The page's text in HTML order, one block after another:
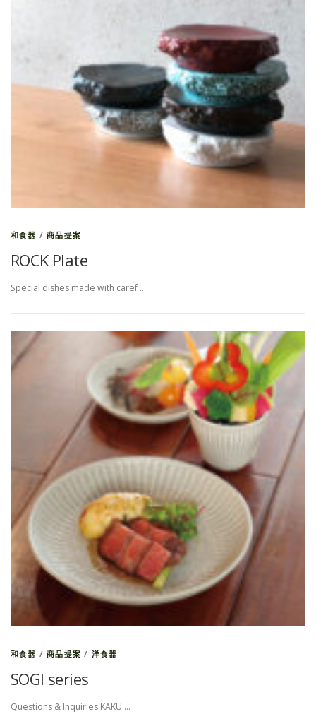
和食器 /商品提案
ROCK Plate
Special dishes made with caref …
和食器 /商品提案 / 洋食器
SOGI series
Questions & Inquiries KAKU …